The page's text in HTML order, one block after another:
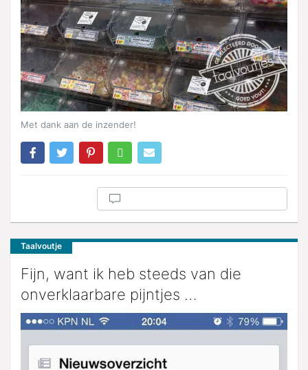
Met dank aan de inzender!
Taalvoutje
Fijn, want ik heb steeds van die
onverklaarbare pijntjes …